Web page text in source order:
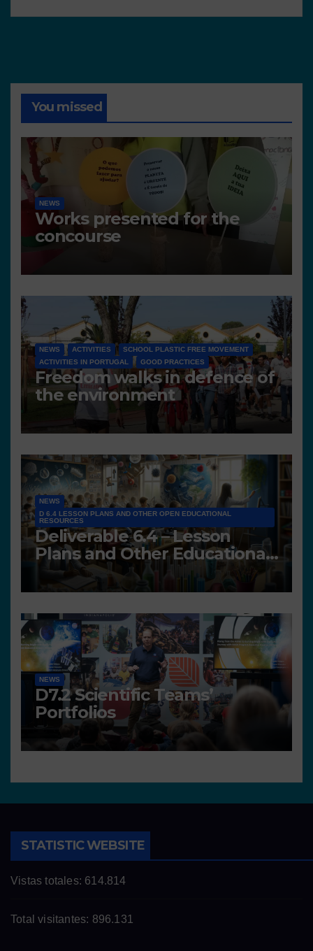
You missed
NEWS
Works presented for the
concourse
NEWS ACTIVITIES
SCHOOL PLASTIC FREE MOVEMENT
ACTIVITIES IN PORTUGAL
GOOD PRACTICES
Freedom walks in defence of
the environment
NEWS
D 6.4 LESSON PLANS AND OTHER OPEN EDUCATIONAL
RESOURCES
Deliverable 6.4 – Lesson
Plans and Other Educational
resources
NEWS
D7.2 Scientific Teams’
Portfolios
STATISTIC WEBSITE
Vistas totales: 614.814
Total visitantes: 896.131